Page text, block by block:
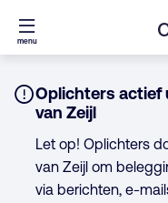
Direct
naar
menu
Notice:
Oplichters actief
van Zeijl
Let op! Oplichters
van Zeijl om
via berichten, e-